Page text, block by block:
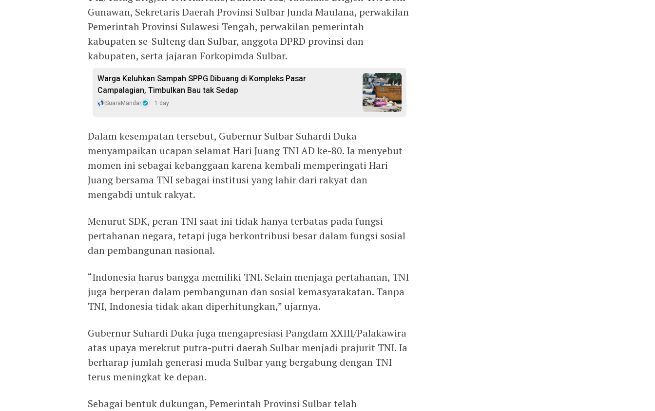
Gunawan, Sekretaris Daerah Provinsi Sulbar Junda Maulana, perwakilan
Pemerintah Provinsi Sulawesi Tengah, perwakilan pemerintah
kabupaten se-Sulteng dan Sulbar, anggota DPRD provinsi dan
kabupaten, serta jajaran Forkopimda Sulbar.
Warga Keluhkan Sampah SPPG Dibuang di Kompleks Pasar
Campalagian, Timbulkan Bau tak Sedap
SuaraMandar 1 day
Dalam kesempatan tersebut, Gubernur Sulbar Suhardi Duka
menyampaikan ucapan selamat Hari Juang TNI AD ke-80. Ia menyebut
momen ini sebagai kebanggaan karena kembali memperingati Hari
Juang bersama TNI sebagai institusi yang lahir dari rakyat dan
mengabdi untuk rakyat.
Menurut SDK, peran TNI saat ini tidak hanya terbatas pada fungsi
pertahanan negara, tetapi juga berkontribusi besar dalam fungsi sosial
dan pembangunan nasional.
“Indonesia harus bangga memiliki TNI. Selain menjaga pertahanan, TNI
juga berperan dalam pembangunan dan sosial kemasyarakatan. Tanpa
TNI, Indonesia tidak akan diperhitungkan,” ujarnya.
Gubernur Suhardi Duka juga mengapresiasi Pangdam XXIII/Palakawira
atas upaya merekrut putra-putri daerah Sulbar menjadi prajurit TNI. Ia
berharap jumlah generasi muda Sulbar yang bergabung dengan TNI
terus meningkat ke depan.
Sebagai bentuk dukungan, Pemerintah Provinsi Sulbar telah